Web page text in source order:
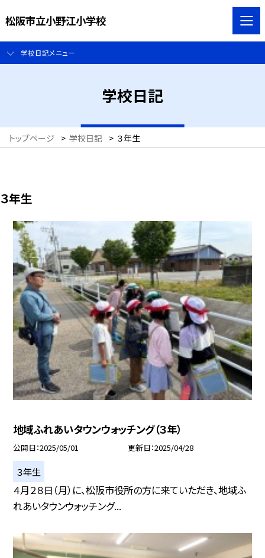
松阪市立小野江小学校
学校日記メニュー
学校日記
トップページ > 学校日記 > ３年生
３年生
地域ふれあいタウンウォッチング（３年）
公開日 2025/05/01 更新日 2025/04/28
３年生
４月２８日（月）に、松阪市役所の方に来ていただき、地域ふ
れあいタウンウォッチング...